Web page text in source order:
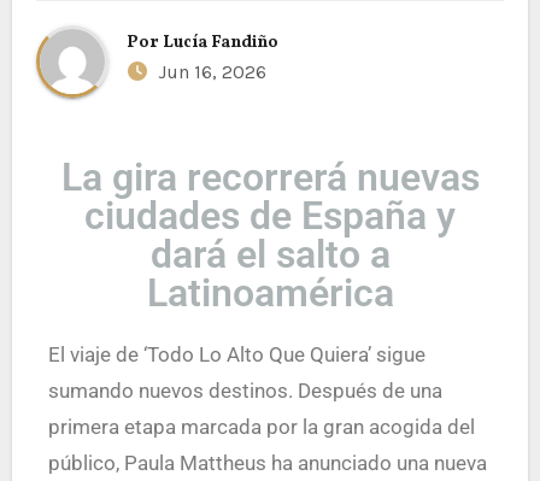
Por Lucía Fandiño
Jun 16, 2026
La gira recorrerá nuevas
ciudades de España y
dará el salto a
Latinoamérica
El viaje de ‘Todo Lo Alto Que Quiera’ sigue
sumando nuevos destinos. Después de una
primera etapa marcada por la gran acogida del
público, Paula Mattheus ha anunciado una nueva